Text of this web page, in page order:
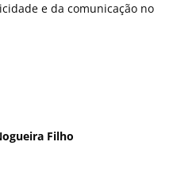
e da comunicação no
Filho